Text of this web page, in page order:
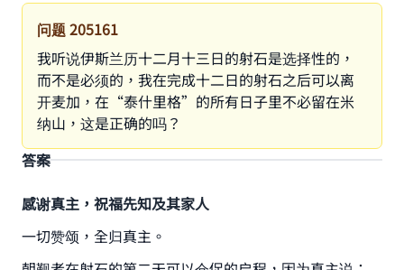
问题205161
我听说伊斯兰历十二月十三日的射石是选择性的，
而不是必须的，我在完成十二日的射石之后可以离
开麦加，在“泰什里格”的所有日子里不必留在米
纳山，这是正确的吗？
答案
感谢真主，祝福先知及其家人
一切赞颂，全归真主。